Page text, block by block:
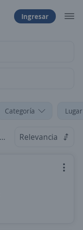
Ingresar
Categoría
Relevancia